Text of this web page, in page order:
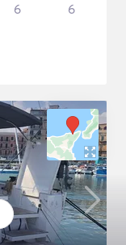
6 6